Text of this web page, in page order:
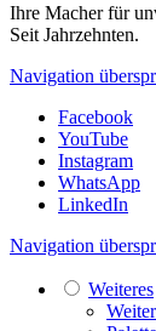
Ihre Macher für
Seit Jahrzehnten.
Navigation
Facebook
YouTube
Instagram
WhatsApp
LinkedIn
Navigation
Weiteres